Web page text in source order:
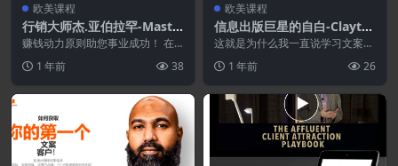
欧美课程
行销大师杰.亚伯拉罕-Maste
rMind营销系统
赚钱动力原则助您事业成功！ 在
盆满钵满，很大程度上...
1 年前 38
欧美课程
信息出版巨星的自白-Clayto
n Makepeace [14 (PDF) 11
电话会议 (MP3) ]
这就是为什么我一直说学习文案写
随时写自己的票 无论...
1 年前 26